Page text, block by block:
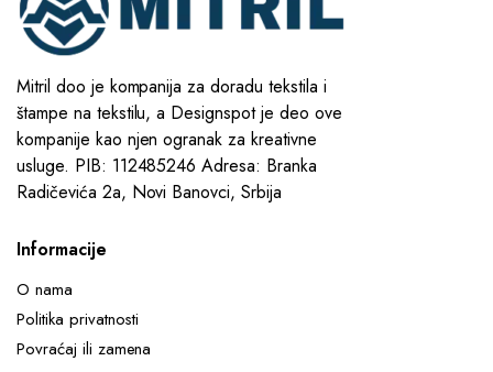
Mitril doo je kompanija za doradu tekstila i
štampe na tekstilu, a Designspot je deo ove
kompanije kao njen ogranak za kreativne
usluge. PIB: 112485246 Adresa: Branka
Radičevića 2a, Novi Banovci, Srbija
Informacije
O nama
Politika privatnosti
Povraćaj ili zamena